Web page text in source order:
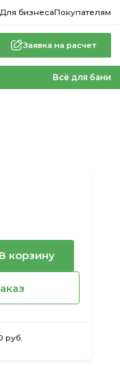
бизнесаПокупателям
Заявка на расчет
Всё для бани
В корзину
руб.